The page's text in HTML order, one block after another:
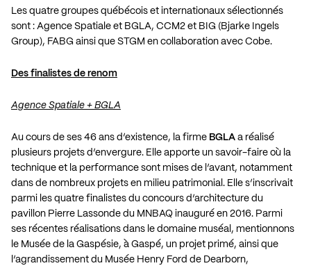
Les quatre groupes québécois et internationaux sélectionnés
sont : Agence Spatiale et BGLA, CCM2 et BIG (Bjarke Ingels
Group), FABG ainsi que STGM en collaboration avec Cobe.
Des finalistes de renom
Agence Spatiale + BGLA
Au cours de ses 46 ans d’existence, la firme BGLA a réalisé
plusieurs projets d’envergure. Elle apporte un savoir-faire où la
technique et la performance sont mises de l’avant, notamment
dans de nombreux projets en milieu patrimonial. Elle s’inscrivait
parmi les quatre finalistes du concours d’architecture du
pavillon Pierre Lassonde du MNBAQ inauguré en 2016. Parmi
ses récentes réalisations dans le domaine muséal, mentionnons
le Musée de la Gaspésie, à Gaspé, un projet primé, ainsi que
l’agrandissement du Musée Henry Ford de Dearborn,